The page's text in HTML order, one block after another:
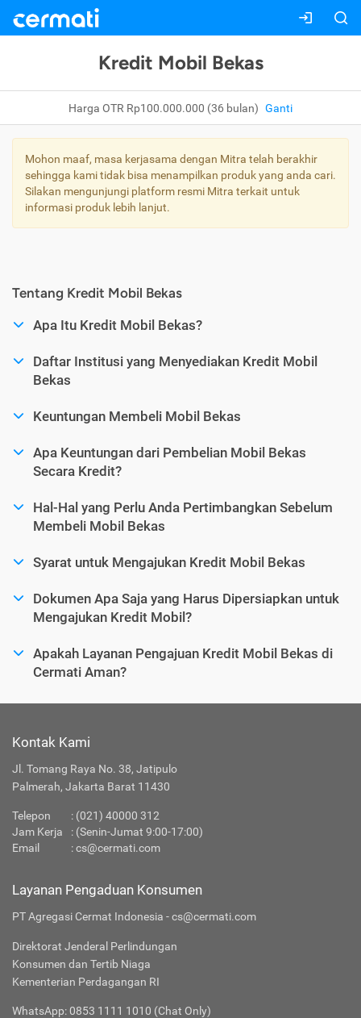
Kredit Mobil Bekas
Harga OTR Rp100.000.000 (36 bulan) Ganti
Mohon maaf, masa kerjasama dengan Mitra telah berakhir
sehingga kami tidak bisa menampilkan produk yang anda cari.
Silakan mengunjungi platform resmi Mitra terkait untuk
informasi produk lebih lanjut.
Tentang Kredit Mobil Bekas
Apa Itu Kredit Mobil Bekas?
Daftar Institusi yang Menyediakan Kredit Mobil
Bekas
Keuntungan Membeli Mobil Bekas
Apa Keuntungan dari Pembelian Mobil Bekas
Secara Kredit?
Hal-Hal yang Perlu Anda Pertimbangkan Sebelum
Membeli Mobil Bekas
Syarat untuk Mengajukan Kredit Mobil Bekas
Dokumen Apa Saja yang Harus Dipersiapkan untuk
Mengajukan Kredit Mobil?
Apakah Layanan Pengajuan Kredit Mobil Bekas di
Cermati Aman?
Kontak Kami
Jl. Tomang Raya No. 38, Jatipulo
Palmerah, Jakarta Barat 11430
Telepon : (021) 40000 312
Jam Kerja
: (Senin-Jumat 9:00-17:00)
Email
:cs@cermati.com
Layanan Pengaduan Konsumen
PT Agregasi Cermat Indonesia - cs@cermati.com
Direktorat Jenderal Perlindungan
Konsumen dan Tertib Niaga
Kementerian Perdagangan RI
WhatsApp: 0853 1111 1010 (Chat Only)